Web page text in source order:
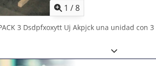
2018
1 /8
3 Dsdpfxoxytt Uj Akpjck una unidad con